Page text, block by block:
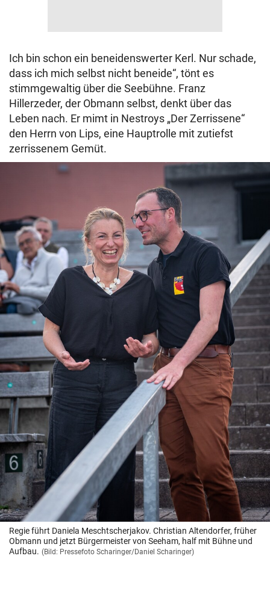
Ich bin schon ein beneidenswerter Kerl. Nur schade,
dass ich mich selbst nicht beneide“, tönt es
stimmgewaltig über die Seebühne. Franz
Hillerzeder, der Obmann selbst, denkt über das
Leben nach. Er mimt in Nestroys „Der Zerrissene“
den Herrn von Lips, eine Hauptrolle mit zutiefst
zerrissenem Gemüt.
Regie führt Daniela Meschtscherjakov. Christian Altendorfer, früher
Obmann und jetzt Bürgermeister von Seeham, half mit Bühne und
Aufbau. (Bild: Pressefoto Scharinger/Daniel Scharinger)